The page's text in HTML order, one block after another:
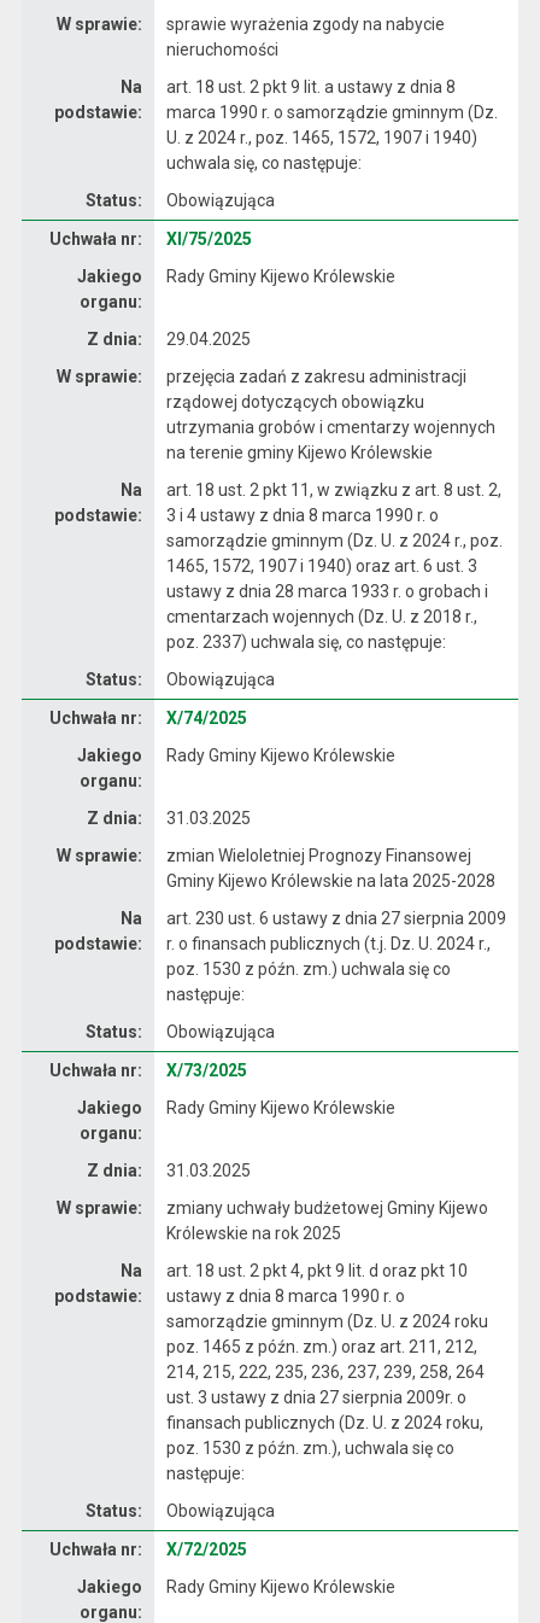
W sprawie:
sprawie wyrażenia zgody na nabycie
nieruchomości
Na
podstawie:
art. 18 ust. 2 pkt 9 lit. a ustawy z dnia 8
marca 1990 r. o samorządzie gminnym (Dz.
U. z 2024 r., poz. 1465, 1572, 1907 i 1940)
uchwala się, co następuje:
Status:
Obowiązująca
Uchwała nr:
XI/75/2025
Jakiego
organu:
Rady Gminy Kijewo Królewskie
Z dnia:
29.04.2025
W sprawie:
przejęcia zadań z zakresu administracji
rządowej dotyczących obowiązku
utrzymania grobów i cmentarzy wojennych
na terenie gminy Kijewo Królewskie
Na
podstawie:
art. 18 ust. 2 pkt 11, w związku z art. 8 ust. 2,
3 i 4 ustawy z dnia 8 marca 1990 r. o
samorządzie gminnym (Dz. U. z 2024 r., poz.
1465, 1572, 1907 i 1940) oraz art. 6 ust. 3
ustawy z dnia 28 marca 1933 r. o grobach i
cmentarzach wojennych (Dz. U. z 2018 r.,
poz. 2337) uchwala się, co następuje:
Status:
Obowiązująca
Uchwała nr:
X/74/2025
Jakiego
organu:
Rady Gminy Kijewo Królewskie
Z dnia:
31.03.2025
W sprawie:
zmian Wieloletniej Prognozy Finansowej
Gminy Kijewo Królewskie na lata 2025-2028
Na
podstawie:
art. 230 ust. 6 ustawy z dnia 27 sierpnia 2009
r. o finansach publicznych (t.j. Dz. U. 2024 r.,
poz. 1530 z późn. zm.) uchwala się co
następuje:
Status:
Obowiązująca
Uchwała nr:
X/73/2025
Jakiego
organu:
Rady Gminy Kijewo Królewskie
Z dnia:
31.03.2025
W sprawie:
zmiany uchwały budżetowej Gminy Kijewo
Królewskie na rok 2025
Na
podstawie:
art. 18 ust. 2 pkt 4, pkt 9 lit. d oraz pkt 10
ustawy z dnia 8 marca 1990 r. o
samorządzie gminnym (Dz. U. z 2024 roku
poz. 1465 z późn. zm.) oraz art. 211, 212,
214, 215, 222, 235, 236, 237, 239, 258, 264
ust. 3 ustawy z dnia 27 sierpnia 2009r. o
finansach publicznych (Dz. U. z 2024 roku,
poz. 1530 z późn. zm.), uchwala się co
następuje:
Status:
Obowiązująca
Uchwała nr:
X/72/2025
Jakiego
organu:
Rady Gminy Kijewo Królewskie